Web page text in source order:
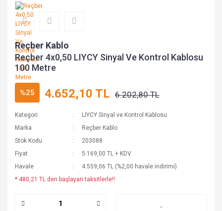
Reçber Kablo
Reçber 4x0,50 LIYCY Sinyal Ve Kontrol Kablosu
100 Metre
%25 4.652,10 TL 6.202,80 TL
Kategori
LIYCY Sinyal ve Kontrol Kablosu
Marka
Reçber Kablo
Stok Kodu
203088
Fiyat
5.169,00 TL + KDV
Havale
4.559,06 TL (%2,00 havale indirimi)
* 480,21 TL den başlayan taksitlerle!!